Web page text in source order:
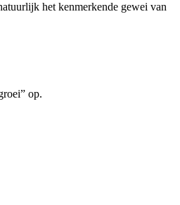
het kenmerkende gewei van
op.